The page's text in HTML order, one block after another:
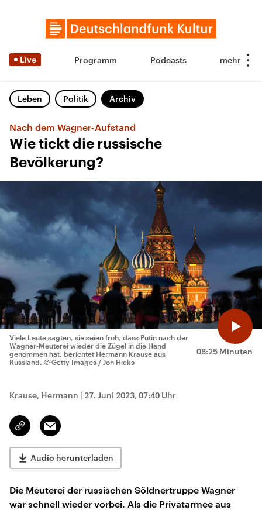
Live Programm Podcasts
Leben Politik Archiv
Nach dem Wagner-Aufstand
Wie tickt die russische
Bevölkerung?
08:25 Minuten
Viele Leute sagten, sie seien froh, dass Putin nach der
Wagner-Meuterei wieder die Zügel in die Hand
genommen hat, berichtet Hermann Krause aus
Russland. © Getty Images / Jon Hicks
Krause, Hermann | 27. Juni 2023, 07:40 Uhr
Link
kopieren/teilen
Email
Audio herunterladen
Die Meuterei der russischen Söldnertruppe Wagner
war schnell wieder vorbei. Als die Privatarmee aus